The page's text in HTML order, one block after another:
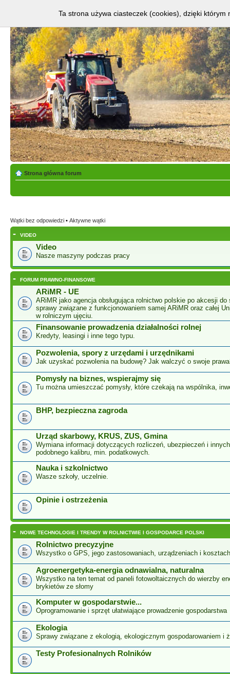
Strona główna forum
Wątki bez odpowiedzi • Aktywne wątki
- VIDEO
Video
Nasze maszyny podczas pracy
- FORUM PRAWNO-FINANSOWE
ARiMR - UE
ARiMR jako agencja obsługująca rolnictwo polskie po akcesji do
sprawy związane z funkcjonowaniem samej ARiMR oraz całej
w rolniczym ujęciu.
Finansowanie prowadzenia działalności rolnej
Kredyty, leasingi i inne tego typu.
Pozwolenia, spory z urzędami i urzędnikami
Jak uzyskać pozwolenia na budowę? Jak walczyć o swoje
Pomysły na biznes, wspierajmy się
Tu można umieszczać pomysły, które czekają na wspólnika,
BHP, bezpieczna zagroda
Urząd skarbowy, KRUS, ZUS, Gmina
Wymiana informacji dotyczących rozliczeń, ubezpieczeń i
podobnego kalibru, min. podatkowych.
Nauka i szkolnictwo
Wasze szkoły, uczelnie.
Opinie i ostrzeżenia
- NOWE TECHNOLOGIE I TRENDY W ROLNICTWIE I GOSPODARCE POLSKI
Rolnictwo precyzyjne
Wszystko o GPS, jego zastosowaniach, urządzeniach i kosztach
Agroenergetyka-energia odnawialna, naturalna
Wszystko na ten temat od paneli fotowoltaicznych do wierzby
brykietów ze słomy
Komputer w gospodarstwie...
Oprogramowanie i sprzęt ułatwiające prowadzenie gospodarstwa
Ekologia
Sprawy związane z ekologią, ekologicznym gospodarowaniem i
Testy Profesionalnych Rolników
Ta strona używa ciasteczek (cookies), dzięki którym